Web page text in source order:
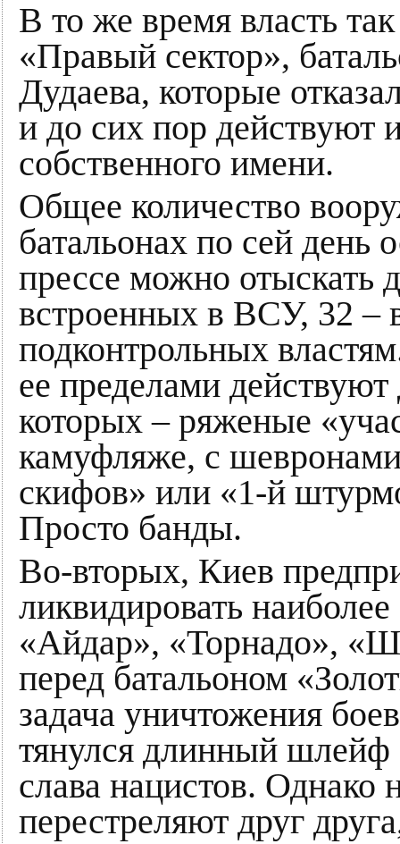
В то же время власть
«Правый сектор»,
Дудаева, которые
и до сих пор действуют
собственного имени.
Общее количество
батальонах по сей день
прессе можно отыскать
встроенных в ВСУ, 32 –
подконтрольных
ее пределами
которых – ряженые
камуфляже, с
скифов» или «1-й
Просто банды.
Во-вторых, Киев
ликвидировать
«Айдар», «Торнадо»,
перед батальоном
задача уничтожения
тянулся длинный шлейф
слава нацистов. Однако
перестреляют друг